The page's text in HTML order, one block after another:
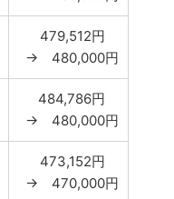
479,512円
→ 480,000円
484,786円
→ 480,000円
473,152円
→ 470,000円